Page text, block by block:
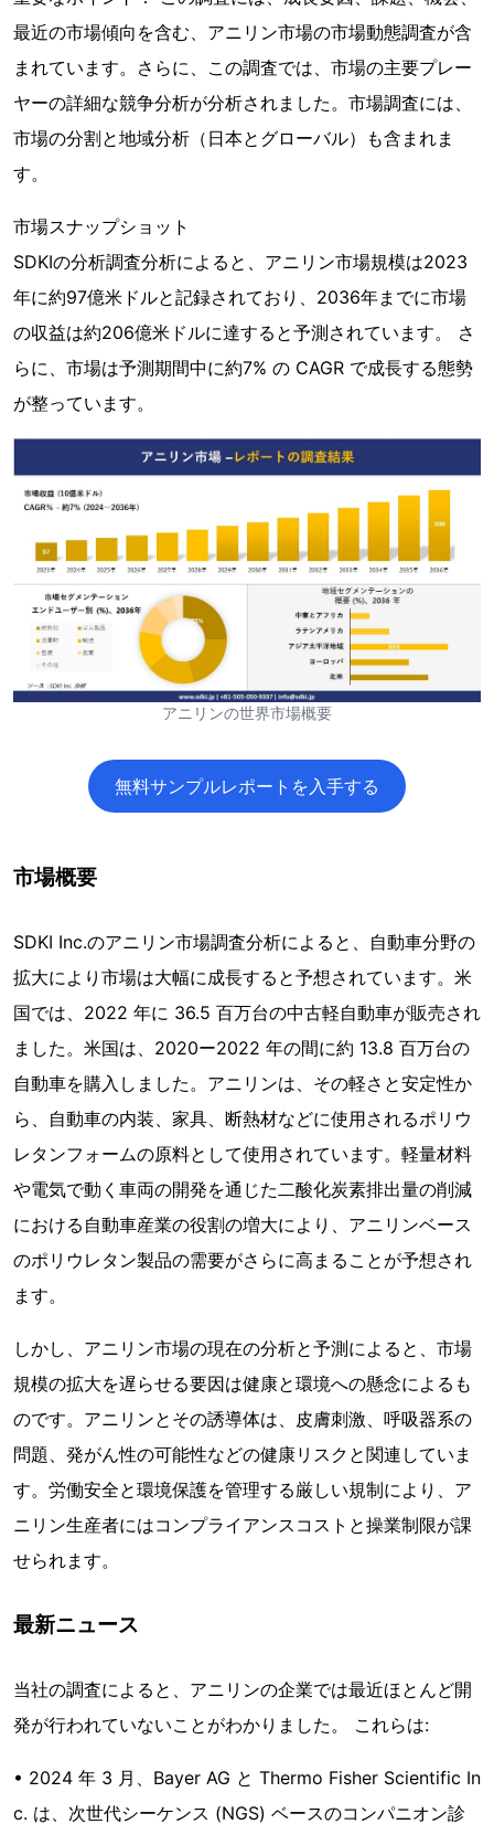
最近の市場傾向を含む、アニリン市場の市場動態調査が含
まれています。さらに、この調査では、市場の主要プレー
ヤーの詳細な競争分析が分析されました。市場調査には、
市場の分割と地域分析（日本とグローバル）も含まれま
す。
市場スナップショット
SDKIの分析調査分析によると、アニリン市場規模は2023
年に約97億米ドルと記録されており、2036年までに市場
の収益は約206億米ドルに達すると予測されています。 さ
らに、市場は予測期間中に約7% の CAGR で成長する態勢
が整っています。
アニリンの世界市場概要
無料サンプルレポートを入手する
市場概要
SDKI Inc.のアニリン市場調査分析によると、自動車分野の
拡大により市場は大幅に成長すると予想されています。米
国では、2022 年に 36.5 百万台の中古軽自動車が販売され
ました。米国は、2020ー2022 年の間に約 13.8 百万台の
自動車を購入しました。アニリンは、その軽さと安定性か
ら、自動車の内装、家具、断熱材などに使用されるポリウ
レタンフォームの原料として使用されています。軽量材料
や電気で動く車両の開発を通じた二酸化炭素排出量の削減
における自動車産業の役割の増大により、アニリンベース
のポリウレタン製品の需要がさらに高まることが予想され
ます。
しかし、アニリン市場の現在の分析と予測によると、市場
規模の拡大を遅らせる要因は健康と環境への懸念によるも
のです。アニリンとその誘導体は、皮膚刺激、呼吸器系の
問題、発がん性の可能性などの健康リスクと関連していま
す。労働安全と環境保護を管理する厳しい規制により、ア
ニリン生産者にはコンプライアンスコストと操業制限が課
せられます。
最新ニュース
当社の調査によると、アニリンの企業では最近ほとんど開
発が行われていないことがわかりました。 これらは:
• 2024 年 3 月、Bayer AG と Thermo Fisher Scientific In
c. は、次世代シーケンス (NGS) ベースのコンパニオン診